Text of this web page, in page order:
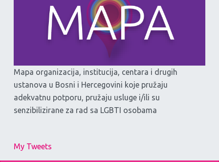
Mapa organizacija, institucija, centara i drugih
ustanova u Bosni i Hercegovini koje pružaju
adekvatnu potporu, pružaju usluge i/ili su
senzibilizirane za rad sa LGBTI osobama
My Tweets